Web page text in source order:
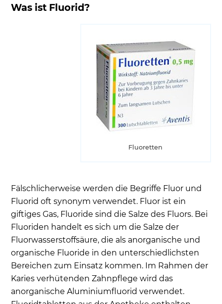
fluoridiertes Speisesalz
Der Zahnschmelz und Fluorid
Professionelle Fluoridierung durch den Zahnarzt
Anwendung von Fluoriden bei Kindern und
Zufuhr von Fluorid durch Mundspülungen
Wie viel Fluorid braucht der Mensch
Vorkommen von Fluorid
Zahncreme mit sehr hohem Anteil an dem
Spurenelement Fluorid
Lebensmittel wie Mineralwasser, die Fluorid
enthalten
Häufige Patientenfragen zum Fluoridgehalt
Was ist Fluorid?
Fluoretten
Fälschlicherweise werden die Begriffe Fluor und
Fluorid oft synonym verwendet. Fluor ist ein
giftiges Gas, Fluoride sind die Salze des Fluors. Bei
Fluoriden handelt es sich um die Salze der
Fluorwasserstoffsäure, die als anorganische und
organische Fluoride in den unterschiedlichsten
Bereichen zum Einsatz kommen. Im Rahmen der
Karies verhütenden Zahnpflege wird das
anorganische Aluminiumfluorid verwendet.